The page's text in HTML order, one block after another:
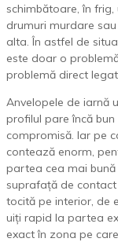
schimbătoare, în
drumuri murdare
alta. În astfel de
este doar o
problemă direct
Anvelopele de iarnă
profilul pare încă
compromisă. Iar pe
contează enorm,
partea cea mai
suprafață de
tocită pe interior, de
uiți rapid la partea
exact în zona pe